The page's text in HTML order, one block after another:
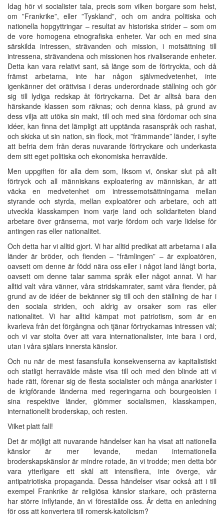
Idag hör vi socialister tala, precis som vilken borgare som helst,
om ”Frankrike”, eller ”Tyskland”, och om andra politiska och
nationella hopgyttringar – resultat av historiska strider – som om
de vore homogena etnografiska enheter. Var och en med sina
särskilda intressen, strävanden och mission, i motsättning till
intressena, strävandena och missionen hos rivaliserande enheter.
Detta kan vara relativt sant, så länge som de förtryckta, och då
främst arbetarna, inte har någon självmedvetenhet, inte
igenkänner det orättvisa i deras underordnade ställning och gör
sig till lydiga redskap åt förtryckarna. Det är alltså bara den
härskande klassen som räknas; och denna klass, på grund av
dess vilja att utöka sin makt, till och med sina fördomar och sina
idéer, kan finna det lämpligt att upptända rasanspråk och rashat,
och skicka ut sin nation, sin flock, mot ”främmande” länder, i syfte
att befria dem från deras nuvarande förtryckare och underkasta
dem sitt eget politiska och ekonomiska herravälde.
Men uppgiften för alla dem som, liksom vi, önskar slut på allt
förtryck och all människans exploatering av människan, är att
väcka en medvetenhet om intressemotsättningarna mellan
styrande och styrda, mellan exploatörer och arbetare, och att
utveckla klasskampen inom varje land och solidariteten bland
arbetare över gränserna, mot varje fördom och varje lidelse för
antingen ras eller nationalitet.
Och detta har vi alltid gjort. Vi har alltid predikat att arbetarna i alla
länder är bröder, och fienden – ”främlingen” – är exploatören,
oavsett om denne är född nära oss eller i något land långt borta,
oavsett om denne talar samma språk eller något annat. Vi har
alltid valt våra vänner, våra stridskamrater, samt våra fiender, på
grund av de idéer de bekänner sig till och den ställning de har i
den sociala striden, och aldrig av orsaker som ras eller
nationalitet. Vi har alltid kämpat mot patriotism, som är en
kvarleva från det förgångna och tjänar förtryckarnas intressen väl;
och vi var stolta över att vara internationalister, inte bara i ord,
utan i våra själars innersta känslor.
Och nu när de mest fasansfulla konsekvenserna av kapitalistiskt
och statligt herravälde måste visa till och med den blinde att vi
hade rätt, förenar sig de flesta socialister och många anarkister i
de krigförande länderna med regeringarna och bourgeoisien i
sina respektive länder, glömmer socialismen, klasskampen,
internationellt broderskap, och resten.
Vilket platt fall!
Det är möjligt att nuvarande händelser kan ha visat att nationella
känslor är mer levande, medan internationella
broderskapskänslor är mindre rotade, än vi trodde; men detta bör
vara ytterligare ett skäl att intensifiera, inte överge, vår
antipatriotiska propaganda. Dessa händelser visar också att i till
exempel Frankrike är religiösa känslor starkare, och prästerna
har större inflytande, än vi föreställde oss. Är detta en anledning
för oss att konvertera till romersk-katolicism?